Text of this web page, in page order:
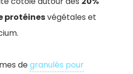
protéinesvégétales et
degranulés pour